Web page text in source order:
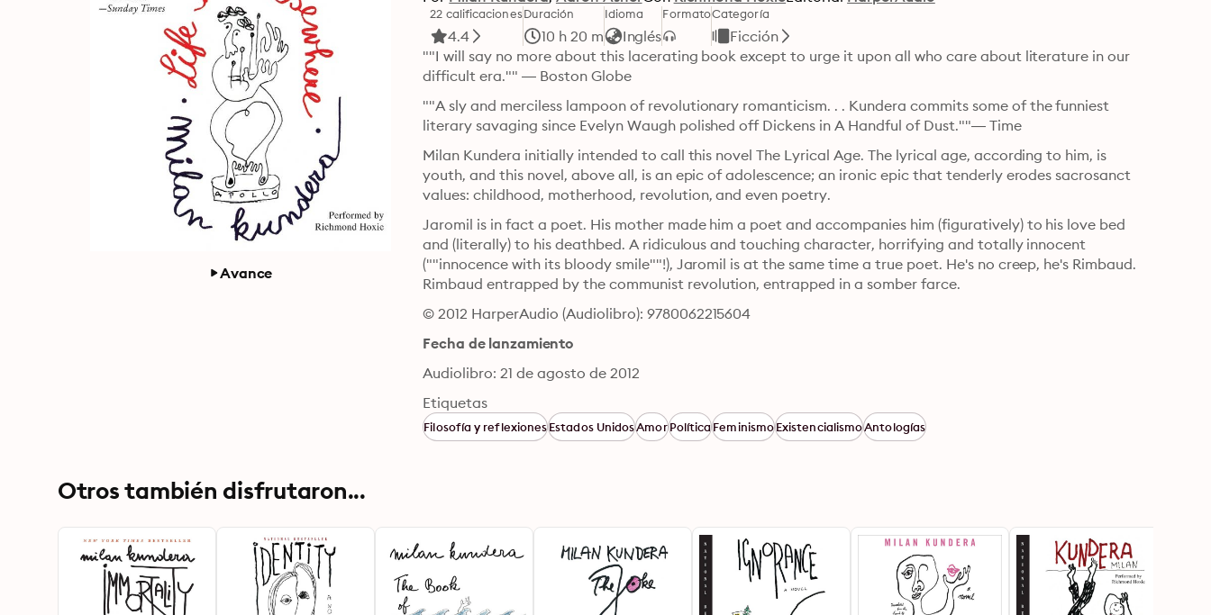
Avance
22 calificaciones
4.4
Duración
10 h 20 m
Idioma
Inglés
FormatoCategoría
Ficción
""I will say no more about this lacerating book except to urge it upon all who care about literature in our
difficult era."" — Boston Globe
""A sly and merciless lampoon of revolutionary romanticism. . . Kundera commits some of the funniest
literary savaging since Evelyn Waugh polished off Dickens in A Handful of Dust.""— Time
Milan Kundera initially intended to call this novel The Lyrical Age. The lyrical age, according to him, is
youth, and this novel, above all, is an epic of adolescence; an ironic epic that tenderly erodes sacrosanct
values: childhood, motherhood, revolution, and even poetry.
Jaromil is in fact a poet. His mother made him a poet and accompanies him (figuratively) to his love bed
and (literally) to his deathbed. A ridiculous and touching character, horrifying and totally innocent
(""innocence with its bloody smile""!), Jaromil is at the same time a true poet. He's no creep, he's Rimbaud.
Rimbaud entrapped by the communist revolution, entrapped in a somber farce.
© 2012 HarperAudio (Audiolibro): 9780062215604
Fecha de lanzamiento
Audiolibro: 21 de agosto de 2012
Etiquetas
Filosofía y reflexionesEstados UnidosAmorPolíticaFeminismoExistencialismoAntologías
Otros también disfrutaron...